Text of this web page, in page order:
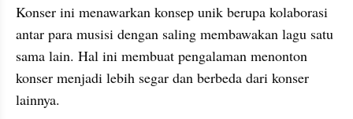
Konser ini menawarkan konsep unik berupa kolaborasi
antar para musisi dengan saling membawakan lagu satu
sama lain. Hal ini membuat pengalaman menonton
konser menjadi lebih segar dan berbeda dari konser
lainnya.